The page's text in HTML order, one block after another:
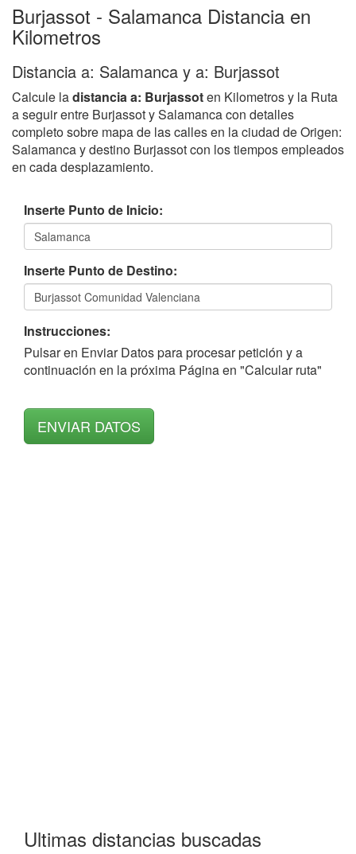
Burjassot - Salamanca Distancia en
Kilometros
Distancia a: Salamanca y a: Burjassot
Calcule ladistancia a: Burjassoten Kilometros y la Ruta
a seguir entre Burjassot y Salamanca con detalles
completo sobre mapa de las calles en la ciudad de Origen:
Salamanca y destino Burjassot con los tiempos empleados
en cada desplazamiento.
Inserte Punto de Inicio:
Inserte Punto de Destino:
Instrucciones:
Pulsar en Enviar Datos para procesar petición y a
continuación en la próxima Página en "Calcular ruta"
Ultimas distancias buscadas